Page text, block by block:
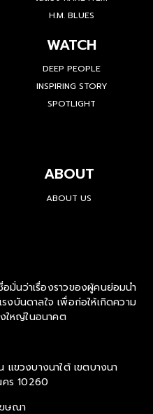
H.M. BLUES
WATCH
DEEP PEOPLE
INSPIRING STORY
SPOTLIGHT
ABOUT
ABOUT US
มั่นว่าเรื่องราวของผู้คนย่อมนำ
งบันดาลใจ เพื่อก่อให้เกิดความ
ใหญ่ในอนาคต
ขวงบางนาใต้ เขตบางนา
คร 10260
ษณา